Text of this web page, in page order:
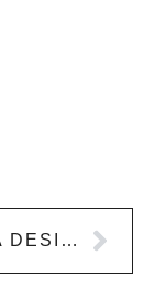
VARELA DESIGN